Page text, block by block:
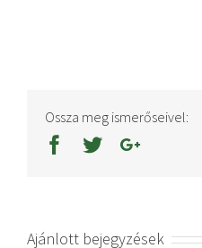
Ossza meg ismerőseivel:
Ajánlott bejegyzések